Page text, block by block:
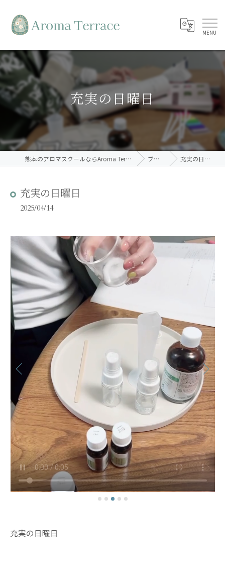
充実の日曜日
熊本のアロマスクールならAroma Terrace ブログ 充実の日曜日
充実の日曜日
2025/04/14
充実の日曜日